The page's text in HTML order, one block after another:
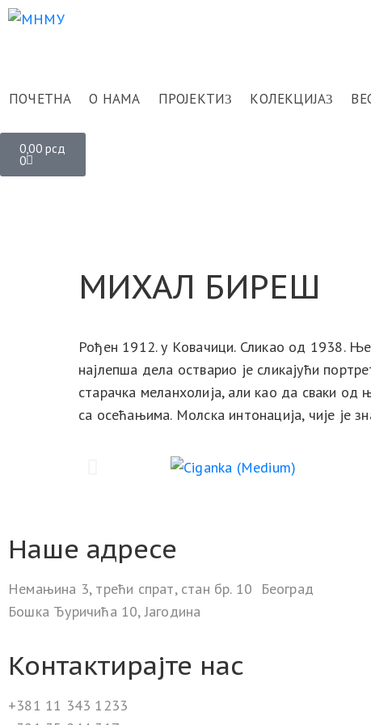
ПОЧЕТНА О НАМА ПРОЈЕКТИ КОЛЕКЦИЈА
0,00 рсд
0
МИХАЛ БИРЕШ
Рођен 1912. у Kовачици. Сликао од 1938.
најлепша дела остварио је сликајући
старачка меланхолија, али као да сваки од
са осећањима. Молска интонација, чије је
Наше адресе
Немањина 3, трећи спрат, стан бр. 10 Београд
Бошка Ђуричића 10, Јагодина
Контактирајте нас
+381 11 343 1233